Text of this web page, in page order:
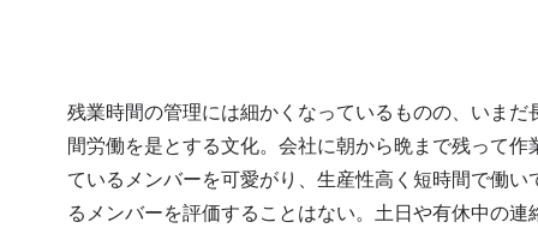
残業時間の管理には細かくなっているものの、いまだ
間労働を是とする文化。会社に朝から晩まで残って作
ているメンバーを可愛がり、生産性高く短時間で働い
るメンバーを評価することはない。土日や有休中の連